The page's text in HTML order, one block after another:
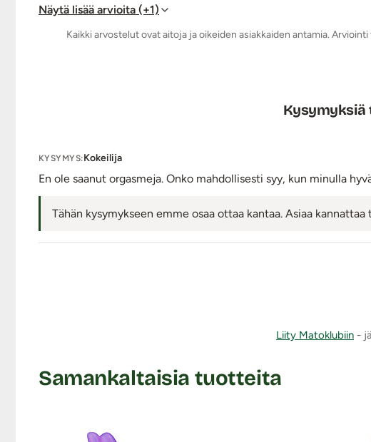
Kaukosäädin toimii: Ladataan magneettisesti kiinnittyvän
Vesitiivis 1 metriin asti (anaalitappi sekä kaukosäädin)
Lähetyspaketin koko: 30 x 21 x 8 cm
Lähetyksen paino: ~ 0.5 kg
Näytä lisää arvioita (+1)
Kaikki arvostelut ovat aitoja ja oikeiden asiakkaiden antamia.
Kysymyksiä
KYSYMYS:Kokeilija
En ole saanut orgasmeja. Onko mahdollisesti syy, kun minulla
Tähän kysymykseen emme osaa ottaa kantaa. Asiaa
Liity Matoklubiin -
Samankaltaisia tuotteita